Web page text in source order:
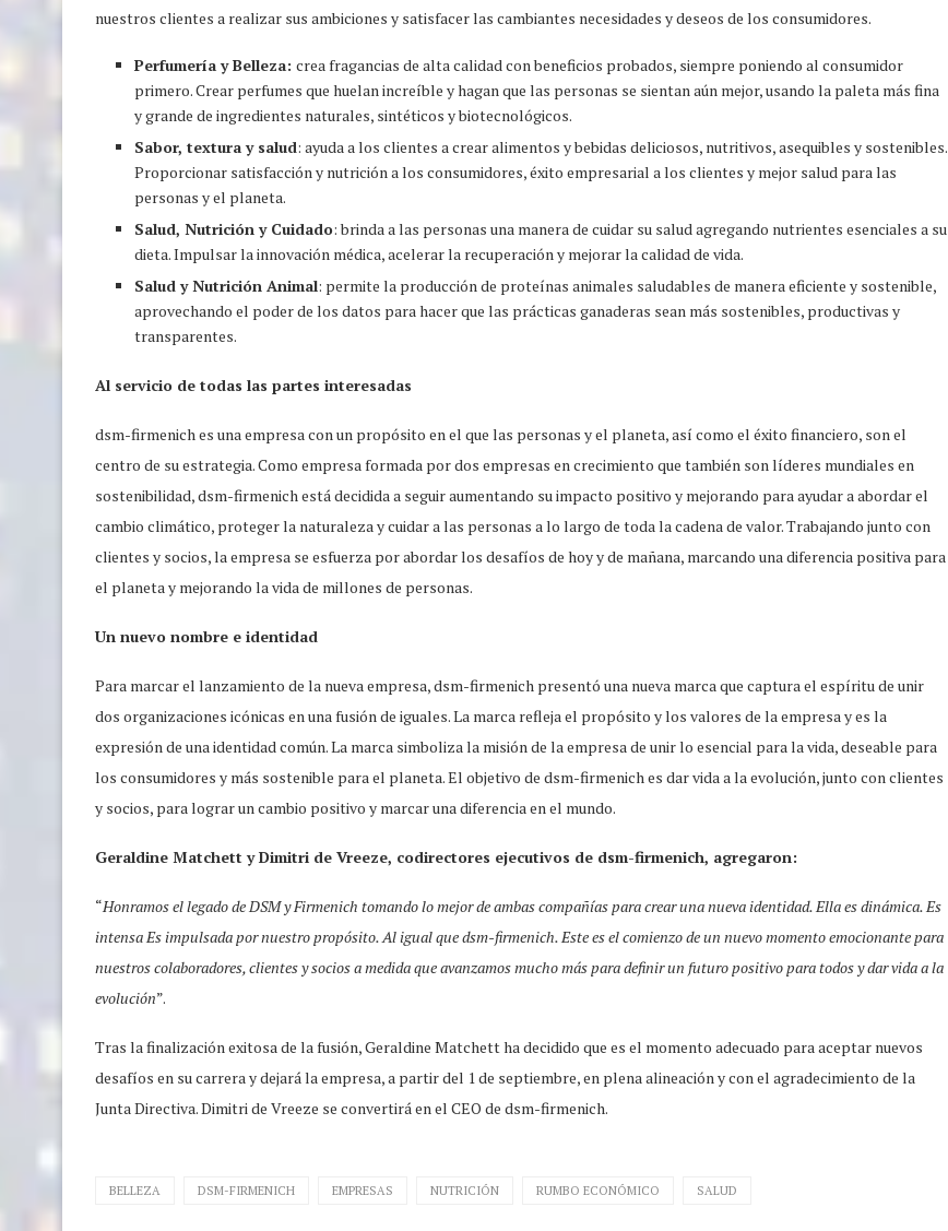
nuestros clientes a realizar sus ambiciones y satisfacer las cambiantes necesidades y deseos de los consumidores.
Perfumería y Belleza: crea fragancias de alta calidad con beneficios probados, siempre poniendo al consumidor
primero. Crear perfumes que huelan increíble y hagan que las personas se sientan aún mejor, usando la paleta más fina
y grande de ingredientes naturales, sintéticos y biotecnológicos.
Sabor, textura y salud: ayuda a los clientes a crear alimentos y bebidas deliciosos, nutritivos, asequibles y sostenibles.
Proporcionar satisfacción y nutrición a los consumidores, éxito empresarial a los clientes y mejor salud para las
personas y el planeta.
Salud, Nutrición y Cuidado: brinda a las personas una manera de cuidar su salud agregando nutrientes esenciales a su
dieta. Impulsar la innovación médica, acelerar la recuperación y mejorar la calidad de vida.
Salud y Nutrición Animal: permite la producción de proteínas animales saludables de manera eficiente y sostenible,
aprovechando el poder de los datos para hacer que las prácticas ganaderas sean más sostenibles, productivas y
transparentes.
Al servicio de todas las partes interesadas
dsm-firmenich es una empresa con un propósito en el que las personas y el planeta, así como el éxito financiero, son el
centro de su estrategia. Como empresa formada por dos empresas en crecimiento que también son líderes mundiales en
sostenibilidad, dsm-firmenich está decidida a seguir aumentando su impacto positivo y mejorando para ayudar a abordar el
cambio climático, proteger la naturaleza y cuidar a las personas a lo largo de toda la cadena de valor. Trabajando junto con
clientes y socios, la empresa se esfuerza por abordar los desafíos de hoy y de mañana, marcando una diferencia positiva para
el planeta y mejorando la vida de millones de personas.
Un nuevo nombre e identidad
Para marcar el lanzamiento de la nueva empresa, dsm-firmenich presentó una nueva marca que captura el espíritu de unir
dos organizaciones icónicas en una fusión de iguales. La marca refleja el propósito y los valores de la empresa y es la
expresión de una identidad común. La marca simboliza la misión de la empresa de unir lo esencial para la vida, deseable para
los consumidores y más sostenible para el planeta. El objetivo de dsm-firmenich es dar vida a la evolución, junto con clientes
y socios, para lograr un cambio positivo y marcar una diferencia en el mundo.
Geraldine Matchett y Dimitri de Vreeze, codirectores ejecutivos de dsm-firmenich, agregaron:
“Honramos el legado de DSM y Firmenich tomando lo mejor de ambas compañías para crear una nueva identidad. Ella es dinámica. Es
intensa Es impulsada por nuestro propósito. Al igual que dsm-firmenich. Este es el comienzo de un nuevo momento emocionante para
nuestros colaboradores, clientes y socios a medida que avanzamos mucho más para definir un futuro positivo para todos y dar vida a la
evolución”.
Tras la finalización exitosa de la fusión, Geraldine Matchett ha decidido que es el momento adecuado para aceptar nuevos
desafíos en su carrera y dejará la empresa, a partir del 1 de septiembre, en plena alineación y con el agradecimiento de la
Junta Directiva. Dimitri de Vreeze se convertirá en el CEO de dsm-firmenich.
BELLEZA DSM-FIRMENICH EMPRESAS NUTRICIÓN RUMBO ECONÓMICO SALUD